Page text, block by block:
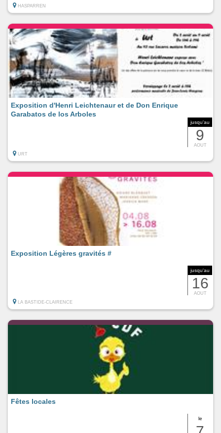
HASPARREN
jusqu'au
9
AOUT
Exposition d'Henri Leichtenaur et de Don Enrique
Garabatos de los Arboles
URT
jusqu'au
16
AOUT
Exposition Légères gravités #
LA BASTIDE-CLAIRENCE
le
Fêtes locales